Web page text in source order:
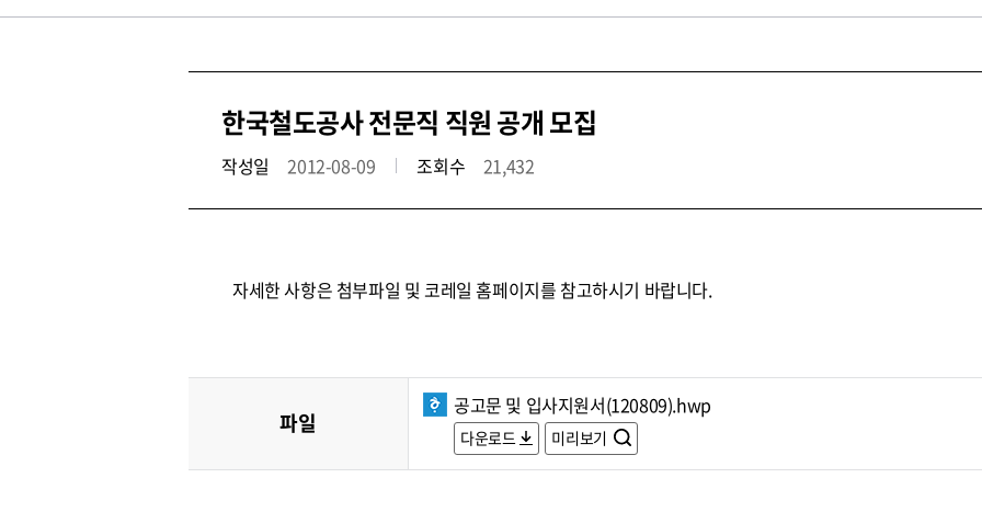
한국철도공사 전문직 직원 공개 모집
작성일 2012-08-09 조회수 21,432
자세한 사항은 첨부파일 및 코레일 홈페이지를 참고하시기 바랍니다.
파일
공고문 및 입사지원서(120809).hwp
다운로드 미리보기